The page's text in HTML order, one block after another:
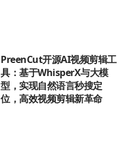
PreenCut开源AI视频剪辑工
具：基于WhisperX与大模
型，实现自然语言秒搜定
位，高效视频剪辑新革命